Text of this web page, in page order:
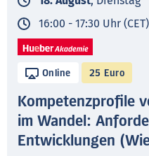
16:00 - 17:30 Uhr (CET)
Online 25 Euro
Kompetenzprofile
im Wandel:
Entwicklungen